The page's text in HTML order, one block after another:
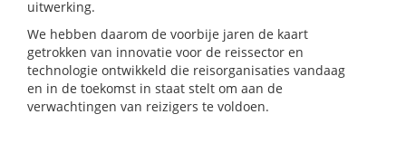
uitwerking.
We hebben daarom de voorbije jaren de kaart
getrokken van innovatie voor de reissector en
technologie ontwikkeld die reisorganisaties vandaag
en in de toekomst in staat stelt om aan de
verwachtingen van reizigers te voldoen.